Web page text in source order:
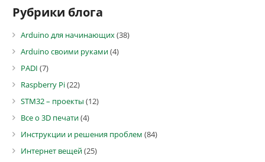
Рубрики блога
Arduino для начинающих(38)
Arduino своими руками(4)
PADI (7)
Raspberry Pi(22)
STM32 – проекты (12)
Все о 3D печати(4)
Инструкции и решения проблем (84)
Интернет вещей(25)